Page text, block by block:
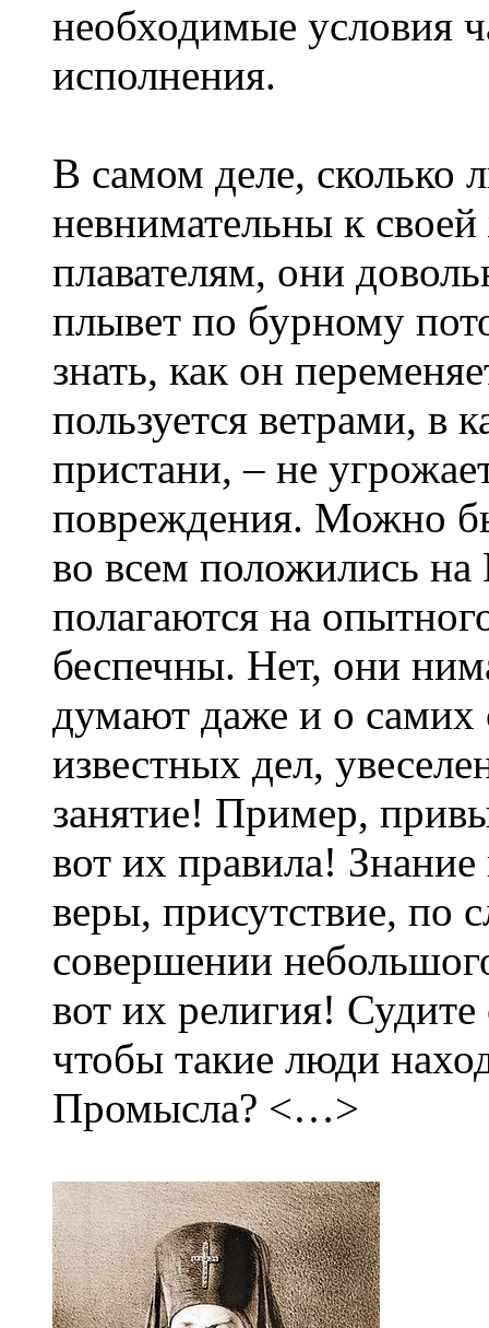
необходимые условия
исполнения.
В самом деле, сколько
невнимательны к
плавателям, они
плывет по бурному
знать, как он
пользуется ветрами, в
пристани, – не
повреждения. Можно
во всем положились
полагаются на
беспечны. Нет, они
думают даже и о самих
известных дел,
занятие! Пример,
вот их правила!
веры, присутствие, по
совершении
вот их религия!
чтобы такие люди
Промысла? <…>